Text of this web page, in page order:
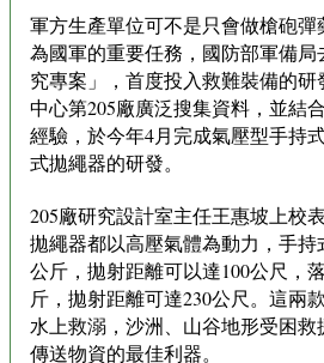
軍方生產單位可不是只會做槍砲
為國軍的重要任務，國防部軍備
究專案」，首度投入救難裝備的
中心第205廠廣泛搜集資料，並結
經驗，於今年4月完成氣壓型手持
式拋繩器的研發。
205廠研究設計室主任王惠坡上校
拋繩器都以高壓氣體為動力，手
公斤，拋射距離可以達100公尺，
斤，拋射距離可達230公尺。這兩
水上救溺，沙洲、山谷地形受困
傳送物資的最佳利器。